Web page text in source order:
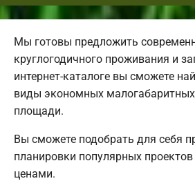
Мы готовы предложить
круглогодичного проживания и
интернет-каталоге вы сможете
виды экономных
площади.
Вы сможете подобрать для себя
планировки популярных
ценами.